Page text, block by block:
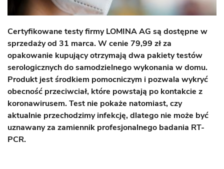
Certyfikowane testy firmy LOMINA AG są dostępne w
sprzedaży od 31 marca. W cenie 79,99 zł za
opakowanie kupujący otrzymają dwa pakiety testów
serologicznych do samodzielnego wykonania w domu.
Produkt jest środkiem pomocniczym i pozwala wykryć
obecność przeciwciał, które powstają po kontakcie z
koronawirusem. Test nie pokaże natomiast, czy
aktualnie przechodzimy infekcję, dlatego nie może być
uznawany za zamiennik profesjonalnego badania RT-
PCR.